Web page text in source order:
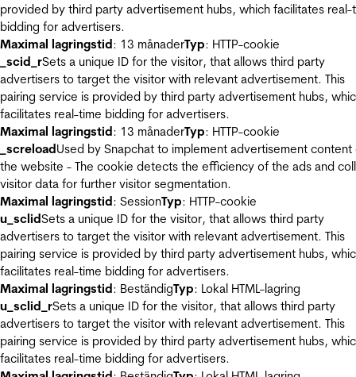
provided by third party advertisement hubs, which facilitates real-
bidding for advertisers.
Maximal lagringstid: 13 månaderTyp: HTTP-cookie
_scid_rSets a unique ID for the visitor, that allows third party
advertisers to target the visitor with relevant advertisement. This
pairing service is provided by third party advertisement hubs,
facilitates real-time bidding for advertisers.
Maximal lagringstid: 13 månaderTyp: HTTP-cookie
_screloadUsed by Snapchat to implement advertisement content
the website - The cookie detects the efficiency of the ads and
visitor data for further visitor segmentation.
Maximal lagringstid: SessionTyp: HTTP-cookie
u_sclidSets a unique ID for the visitor, that allows third party
advertisers to target the visitor with relevant advertisement. This
pairing service is provided by third party advertisement hubs,
facilitates real-time bidding for advertisers.
Maximal lagringstid: BeständigTyp: Lokal HTML-lagring
u_sclid_rSets a unique ID for the visitor, that allows third party
advertisers to target the visitor with relevant advertisement. This
pairing service is provided by third party advertisement hubs,
facilitates real-time bidding for advertisers.